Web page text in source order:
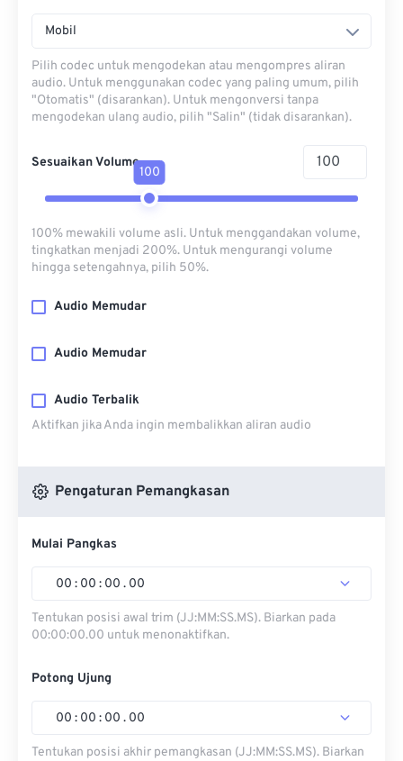
Mobil
Pilih codec untuk mengodekan atau mengompres aliran
audio. Untuk menggunakan codec yang paling umum, pilih
"Otomatis" (disarankan). Untuk mengonversi tanpa
mengodekan ulang audio, pilih "Salin" (tidak disarankan).
Sesuaikan Volume
100
100% mewakili volume asli. Untuk menggandakan volume,
tingkatkan menjadi 200%. Untuk mengurangi volume
hingga setengahnya, pilih 50%.
Audio Memudar
Audio Memudar
Audio Terbalik
Aktifkan jika Anda ingin membalikkan aliran audio
Pengaturan Pemangkasan
Mulai Pangkas
00 : 00 : 00 . 00
Tentukan posisi awal trim (JJ:MM:SS.MS). Biarkan pada
00:00:00.00 untuk menonaktifkan.
Potong Ujung
00 : 00 : 00 . 00
Tentukan posisi akhir pemangkasan (JJ:MM:SS.MS). Biarkan